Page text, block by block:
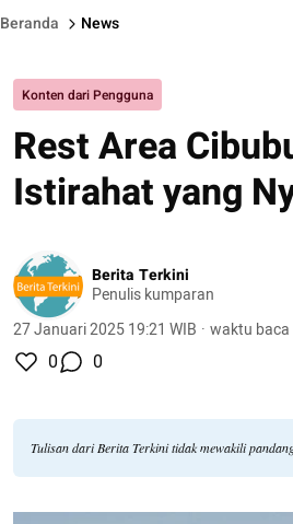
Beranda News
Konten dari Pengguna
Rest Area
Istirahat yang
Berita Terkini
Penulis kumparan
27 Januari 2025 19:21 WIB · waktu
0 0
Tulisan dari Berita Terkini tidak mewakili